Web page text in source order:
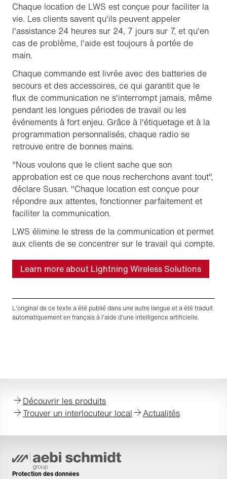
Chaque location de LWS est conçue pour faciliter la
vie. Les clients savent qu'ils peuvent appeler
l'assistance 24 heures sur 24, 7 jours sur 7, et qu'en
cas de problème, l'aide est toujours à portée de
main.
Chaque commande est livrée avec des batteries de
secours et des accessoires, ce qui garantit que le
flux de communication ne s'interrompt jamais, même
pendant les longues périodes de travail ou les
événements à fort enjeu. Grâce à l'étiquetage et à la
programmation personnalisés, chaque radio se
retrouve entre de bonnes mains.
"Nous voulons que le client sache que son
approbation est ce que nous recherchons avant tout",
déclare Susan. "Chaque location est conçue pour
répondre aux attentes, fonctionner parfaitement et
faciliter la communication.
LWS élimine le stress de la communication et permet
aux clients de se concentrer sur le travail qui compte.
Learn more about Lightning Wireless Solutions
L'original de ce texte a été publié dans une autre langue et a été traduit
automatiquement en français à l'aide d'une intelligence artificielle.
Découvrir les produits
Trouver un interlocuteur local
Actualités
Protection des données